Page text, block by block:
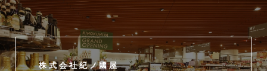
株式会社紀ノ國屋